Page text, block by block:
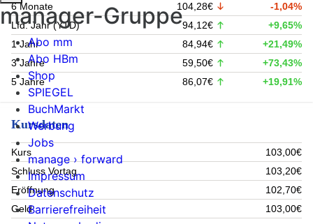
6 Monate
104,28€
-1,04%
Lfd. Jahr (YTD)
94,12€
+9,65%
1 Jahr
84,94€
+21,49%
3 Jahre
59,50€
+73,43%
5 Jahre
86,07€ +19,91%
Kursdaten
Kurs
103,00€
Schluss Vortag
103,20€
Eröffnung
102,70€
Geld
103,00€
manager-Gruppe
Abo mm
Abo HBm
Shop
SPIEGEL
BuchMarkt
Werbung
Jobs
manage › forward
Impressum
Datenschutz
Barrierefreiheit